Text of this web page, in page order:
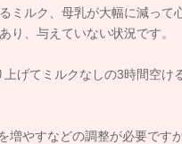
ミルク、母乳が大幅に減って
り、与えていない状況です。
げてミルクなしの3時間空け
増やすなどの調整が必要です